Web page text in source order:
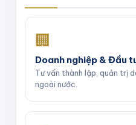
🏢
Doanh nghiệp & Đầu
Tư vấn thành lập, quản trị
ngoài nước.